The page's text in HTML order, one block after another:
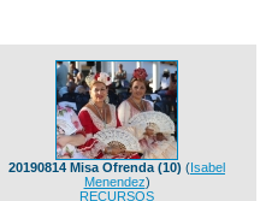
20190814 Misa Ofrenda (10) (Isabel
Menendez)
RECURSOS